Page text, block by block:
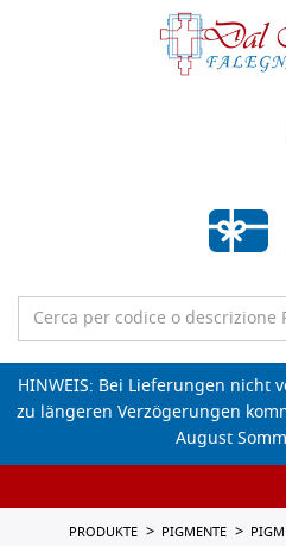
HINWEIS: Bei Lieferungen nicht
zu längeren Verzögerungen
August
PRODUKTE PIGMENTE